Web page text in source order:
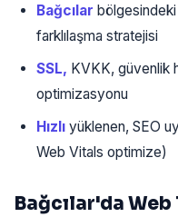
Bağcılar
farklılaşma stratejisi
SSL, KVKK, güvenlik
optimizasyonu
Hızlı yüklenen, SEO
Web Vitals optimize)
Bağcılar'da